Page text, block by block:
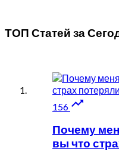
ТОП Статей за
156 
Почему
вы что